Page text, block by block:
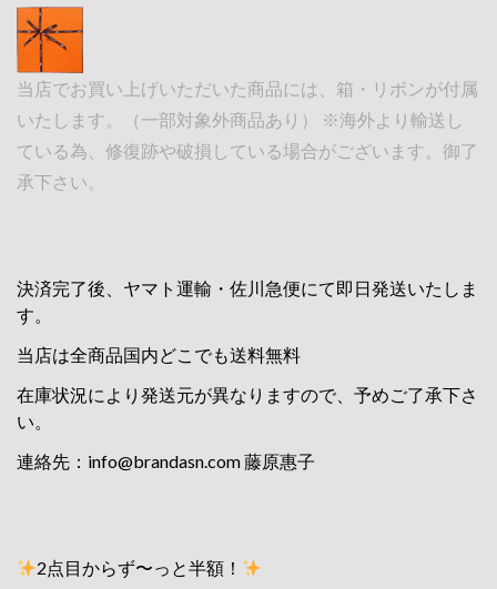
当店でお買い上げいただいた商品には、箱・リボンが付属
いたします。（一部対象外商品あり） ※海外より輸送し
ている為、修復跡や破損している場合がございます。御了
承下さい。
決済完了後、ヤマト運輸・佐川急便にて即日発送いたしま
す。
当店は全商品国内どこでも送料無料
在庫状況により発送元が異なりますので、予めご了承下さ
い。
連絡先： info@brandasn.com藤原惠子
2点目からず〜っと半額！